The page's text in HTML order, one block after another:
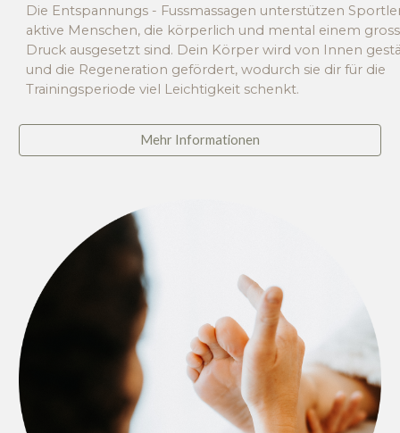
Die Entspannungs - Fussmassagen unterstützen
aktive Menschen, die körperlich und mental einem
Druck ausgesetzt sind. Dein Körper wird von Innen
und die Regeneration gefördert, wodurch sie dir für die
Trainingsperiode viel Leichtigkeit schenkt.
Mehr Informationen